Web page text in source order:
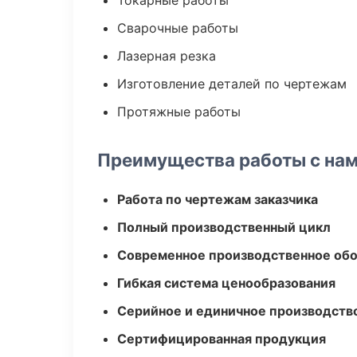
Сварочные работы
Лазерная резка
Изготовление деталей по чертежам
Протяжные работы
Преимущества работы с
Работа по чертежам заказчика
Полный производственный цикл
Современное производственное
Гибкая система ценообразования
Серийное и единичное
Сертифицированная продукция